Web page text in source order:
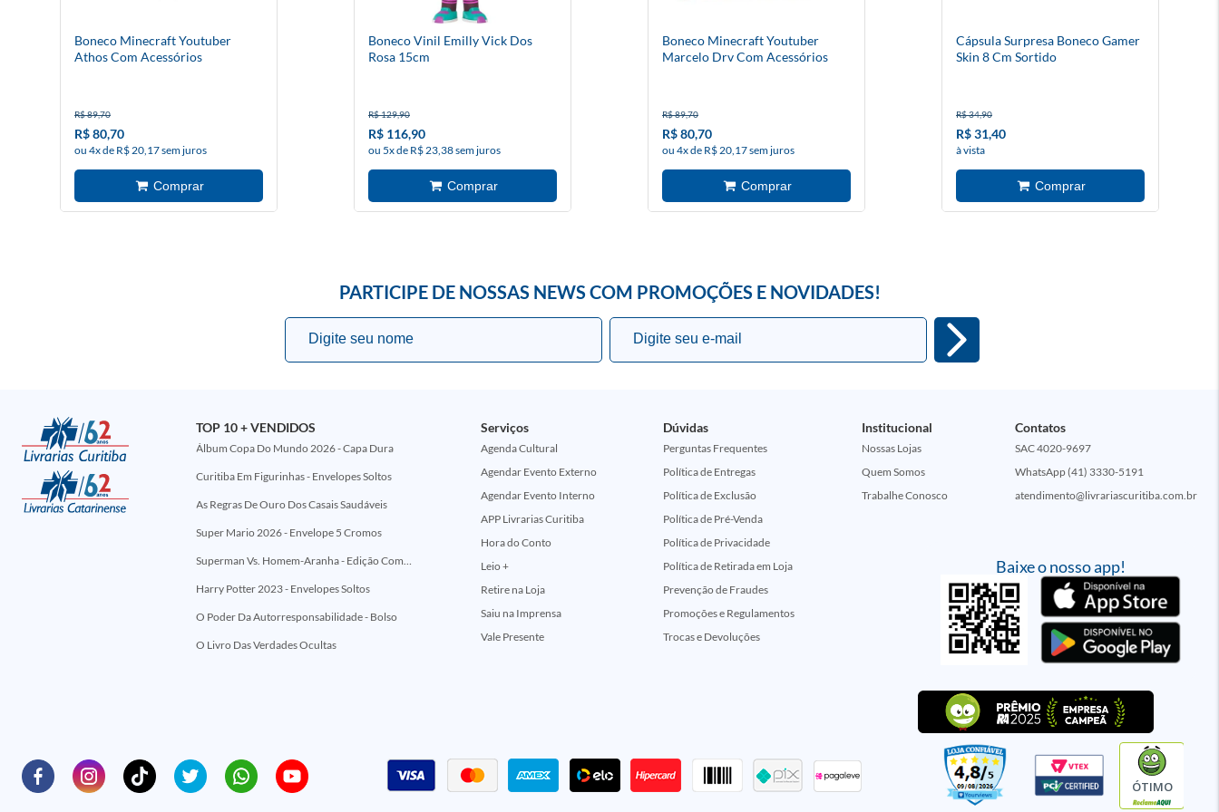
Boneco Minecraft Youtuber
Athos Com Acessórios
R$ 89,70
R$ 80,70
ou 4x de R$ 20,17 sem juros
Boneco Vinil Emilly Vick Dos
Rosa 15cm
R$ 129,90
R$ 116,90
ou 5x de R$ 23,38 sem juros
Boneco Minecraft Youtuber
Marcelo Drv Com Acessórios
R$ 89,70
R$ 80,70
ou 4x de R$ 20,17 sem juros
Cápsula Surpresa Boneco Gamer
Skin 8 Cm Sortido
R$ 34,90
R$ 31,40
à vista
PARTICIPE DE NOSSAS NEWS COM PROMOÇÕES E NOVIDADES!
Baixe o nosso app!
TOP 10 + VENDIDOS
Álbum Copa Do Mundo 2026 - Capa Dura
Curitiba Em Figurinhas - Envelopes Soltos
As Regras De Ouro Dos Casais Saudáveis
Super Mario 2026 - Envelope 5 Cromos
Superman Vs. Homem-Aranha - Edição Comemorativa 50 Anos (Encontros Clássicos Dc E Marvel)
Harry Potter 2023 - Envelopes Soltos
O Poder Da Autorresponsabilidade - Bolso
O Livro Das Verdades Ocultas
Serviços
Agenda Cultural
Agendar Evento Externo
Agendar Evento Interno
APP Livrarias Curitiba
Hora do Conto
Leio +
Retire na Loja
Saiu na Imprensa
Vale Presente
Dúvidas
Perguntas Frequentes
Política de Entregas
Política de Exclusão
Política de Pré-Venda
Política de Privacidade
Política de Retirada em Loja
Prevenção de Fraudes
Promoções e Regulamentos
Trocas e Devoluções
Institucional
Nossas Lojas
Quem Somos
Trabalhe Conosco
Contatos
SAC 4020-9697
WhatsApp (41) 3330-5191
atendimento@livrariascuritiba.com.br
ÓTIMO